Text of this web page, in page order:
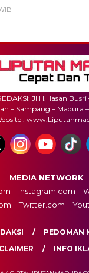
Jl H.Hasan
– Sampang – Madura
:
MEDIA NETWORK
Instagram.com
Twitter.com
PEDOMAN
INFO